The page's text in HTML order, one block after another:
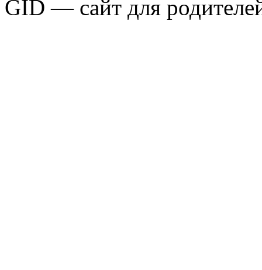
GID — сайт для